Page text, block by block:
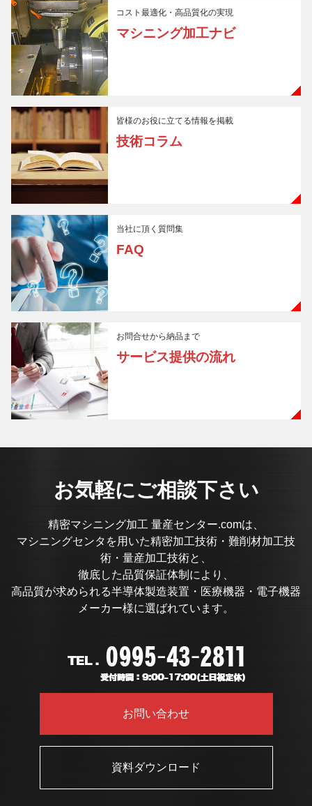
コスト最適化・高品質化の実現
マシニング加工ナビ
皆様のお役に立てる情報を掲載
技術コラム
当社に頂く質問集
FAQ
お問合せから納品まで
サービス提供の流れ
お気軽にご相談下さい
精密マシニング加工 量産センター.comは、
マシニングセンタを用いた精密加工技術・難削材加工技
術・量産加工技術と、
徹底した品質保証体制により、
高品質が求められる半導体製造装置・医療機器・電子機器
メーカー様に選ばれています。
お問い合わせ
資料ダウンロード